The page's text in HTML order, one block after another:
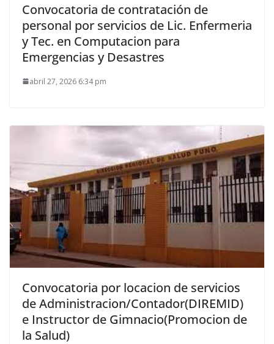
Convocatoria de contratación de
personal por servicios de Lic. Enfermeria
y Tec. en Computacion para
Emergencias y Desastres
abril 27, 2026 6:34 pm
Convocatoria por locacion de servicios
de Administracion/Contador(DIREMID)
e Instructor de Gimnacio(Promocion de
la Salud)